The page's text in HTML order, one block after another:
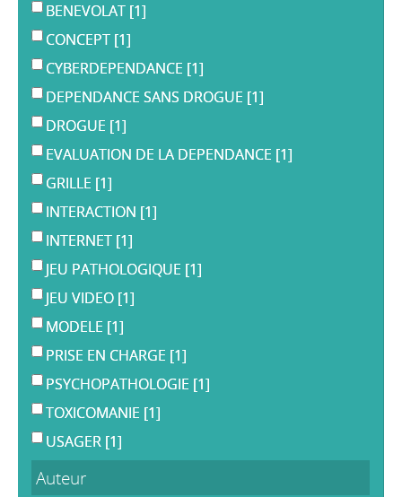
BENEVOLAT [1]
CONCEPT [1]
CYBERDEPENDANCE [1]
DEPENDANCE SANS DROGUE [1]
DROGUE [1]
EVALUATION DE LA DEPENDANCE [1]
GRILLE [1]
INTERACTION [1]
INTERNET [1]
JEU PATHOLOGIQUE [1]
JEU VIDEO [1]
MODELE [1]
PRISE EN CHARGE [1]
PSYCHOPATHOLOGIE [1]
TOXICOMANIE [1]
USAGER [1]
Auteur